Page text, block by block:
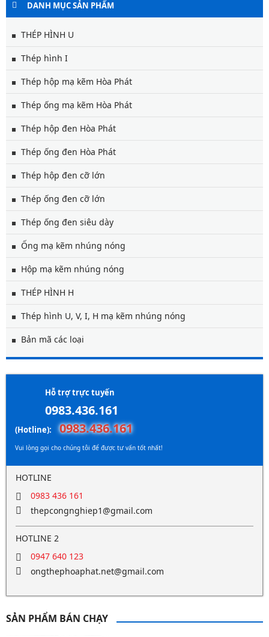
DANH MỤC SẢN PHẨM
THÉP HÌNH U
Thép hình I
Thép hộp mạ kẽm Hòa Phát
Thép ống mạ kẽm Hòa Phát
Thép hộp đen Hòa Phát
Thép ống đen Hòa Phát
Thép hộp đen cỡ lớn
Thép ống đen cỡ lớn
Thép ống đen siêu dày
Ống mạ kẽm nhúng nóng
Hộp mạ kẽm nhúng nóng
THÉP HÌNH H
Thép hình U, V, I, H mạ kẽm nhúng nóng
Bản mã các loại
Hỗ trợ trực tuyến
0983.436.161
(Hotline): 0983.436.161
Vui lòng gọi cho chúng tôi để được tư vấn tốt nhất!
HOTLINE
0983 436 161
thepcongnghiep1@gmail.com
HOTLINE 2
0947 640 123
ongthephoaphat.net@gmail.com
SẢN PHẨM BÁN CHẠY